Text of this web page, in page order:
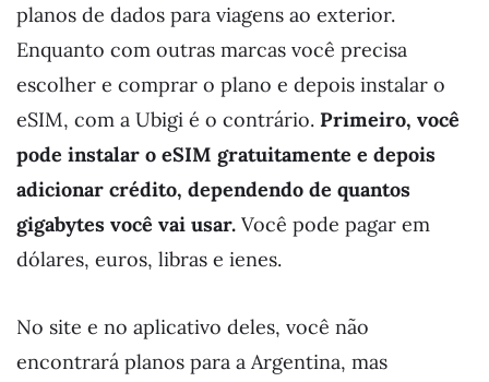
planos de dados para viagens ao exterior.
Enquanto com outras marcas você precisa
escolher e comprar o plano e depois instalar o
eSIM, com a Ubigi é o contrário. Primeiro, você
pode instalar o eSIM gratuitamente e depois
adicionar crédito, dependendo de quantos
gigabytes você vai usar. Você pode pagar em
dólares, euros, libras e ienes.
No site e no aplicativo deles, você não
encontrará planos para a Argentina, mas